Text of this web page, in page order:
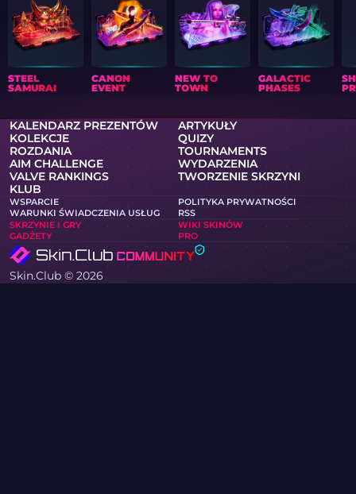
STEEL
SAMURAI
CANON
EVENT
NEW TO
TOWN
GALACTIC
PHASES
KALENDARZ PREZENTÓW
ARTYKUŁY
KOLEKCJE
QUIZY
ROZDANIA
TOURNAMENTS
AIM CHALLENGE
WYDARZENIA
VALVE RANKINGS
TWORZENIE SKRZYNI
KLUB
WSPARCIE
POLITYKA PRYWATNOŚCI
WARUNKI ŚWIADCZENIA USŁUG
RSS
SKRZYNIE I GRY
WIKI SKINÓW
GADŻETY
PRO
Skin.Club © 2026